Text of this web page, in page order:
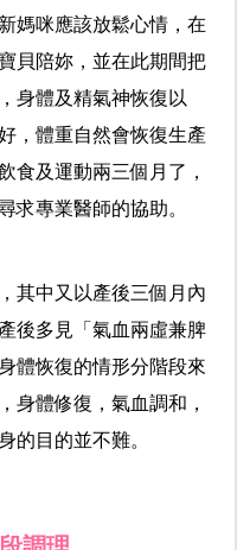
媽咪應該放鬆心情，在
貝陪妳，並在此期間把
身體及精氣神恢復以
，體重自然會恢復生產
食及運動兩三個月了，
求專業醫師的協助。
其中又以產後三個月內
後多見「氣血兩虛兼脾
體恢復的情形分階段來
身體修復，氣血調和，
的目的並不難。